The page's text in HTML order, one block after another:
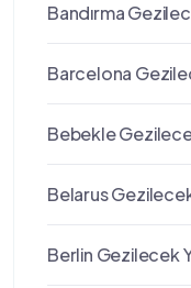
Bandırma
Barcelona
Bebekle
Belarus
Berlin Gezilecek